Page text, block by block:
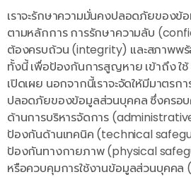
เราจะรักษาความมั่นคงปลอดภัยของ
ตามหลักการ การรักษาความลับ
ต้องครบถ้วน (integrity) และสภาพพ
ทั้งนี้ เพื่อป้องกันการสูญหาย เข้าถึง ใ
เปิดเผย นอกจากนี้เราจะจัดให้มีมาตรก
ปลอดภัยของข้อมูลส่วนบุคคล ซึ่งครอ
ด้านการบริหารจัดการ
ป้องกันด้านเทคนิค (technical
ป้องกันทางกายภาพ (physical
หรือควบคุมการใช้งานข้อมูลส่วนบุคค